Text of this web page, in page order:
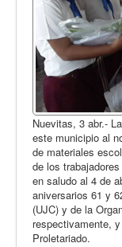
Nuevitas, 3 abr.-
este municipio al
de materiales
de los
en saludo al 4 de
aniversarios 61 y
(UJC) y de la
respectivamente,
Proletariado.